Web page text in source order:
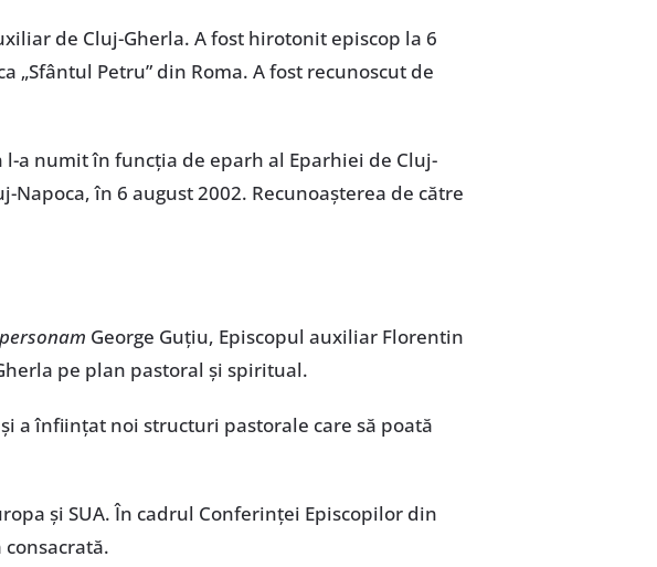
de Cluj-Gherla. A fost hirotonit episcop la 6
„Sfântul Petru” din Roma. A fost recunoscut de
l-a numit în funcția de eparh al Eparhiei de Cluj-
Napoca, în 6 august 2002. Recunoașterea de către
George Guțiu, Episcopul auxiliar Florentin
pe plan pastoral și spiritual.
a înființat noi structuri pastorale care să poată
și SUA. În cadrul Conferinței Episcopilor din